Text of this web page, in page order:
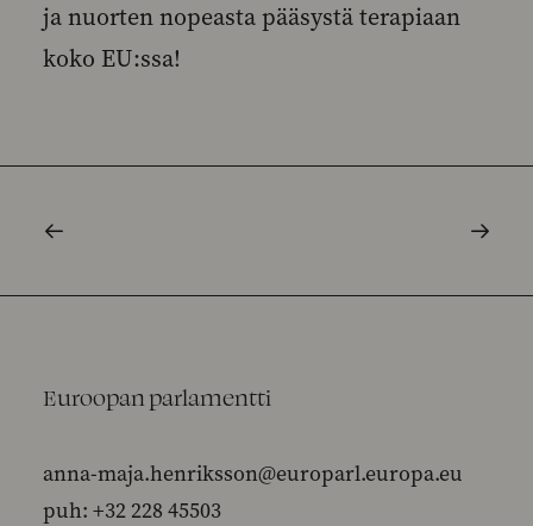
ja nuorten nopeasta pääsystä terapiaan
koko EU:ssa!
Euroopan parlamentti
anna-maja.henriksson@europarl.europa.eu
puh: +32 228 45503